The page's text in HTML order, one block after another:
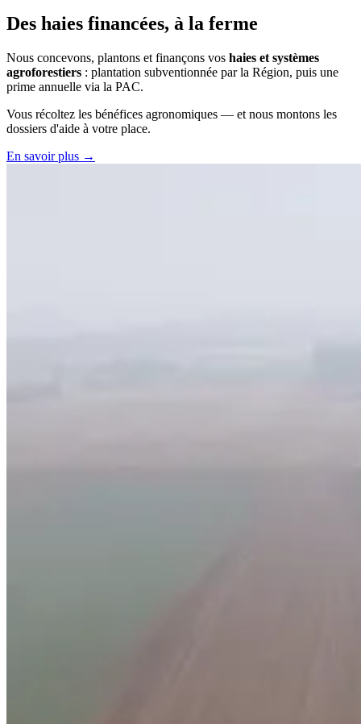
Des haies financées, à la ferme
Nous concevons, plantons et finançons vos haies et systèmes
agroforestiers : plantation subventionnée par la Région, puis une
prime annuelle via la PAC.
Vous récoltez les bénéfices agronomiques — et nous montons les
dossiers d'aide à votre place.
En savoir plus →